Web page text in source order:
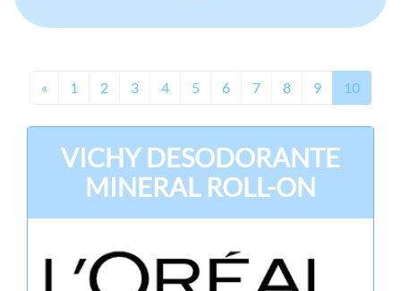
« Previous
1 2 3 4 5 6 7 8 9 10
VICHY DESODORANTE
MINERAL ROLL-ON